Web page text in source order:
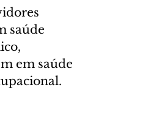
saúde
em saúde